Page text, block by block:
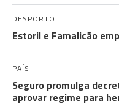
DESPORTO
Estoril e Famalicão
PAÍS
Seguro promulga
aprovar regime para